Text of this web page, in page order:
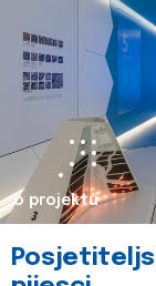
o projektu